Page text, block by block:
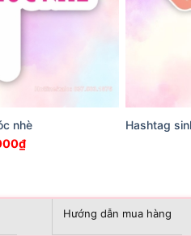
nhè
₫
Hashtag
Hướng dẫn mua hàng